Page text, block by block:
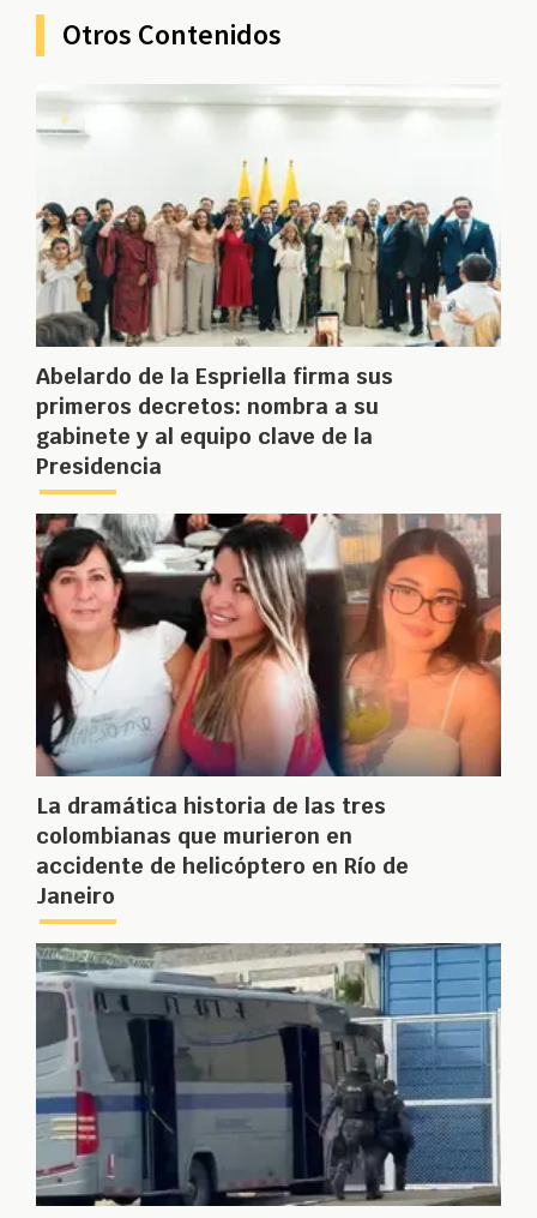
Otros Contenidos
Abelardo de la Espriella firma sus
primeros decretos: nombra a su
gabinete y al equipo clave de la
Presidencia
La dramática historia de las tres
colombianas que murieron en
accidente de helicóptero en Río de
Janeiro